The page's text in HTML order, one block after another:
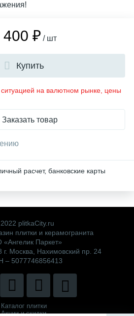
400 ₽ / шт
Купить
ситуацией на валютном рынке, цены
Заказать товар
расчет, банковские карты
plitkaCity.ru
плитки и керамогранита
Паркет»
Москва, Нахимовский пр. 24
– 5077746856413
Каталог плитки
Акции и скидки